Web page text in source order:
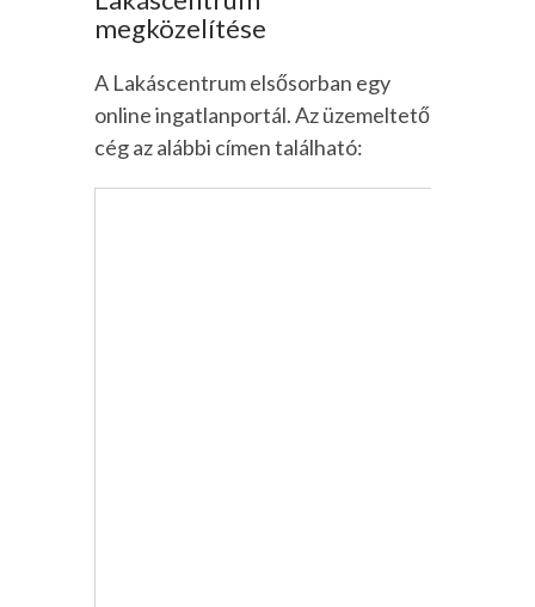
megközelítése
A Lakáscentrum elsősorban egy
online ingatlanportál. Az üzemeltető
cég az alábbi címen található: